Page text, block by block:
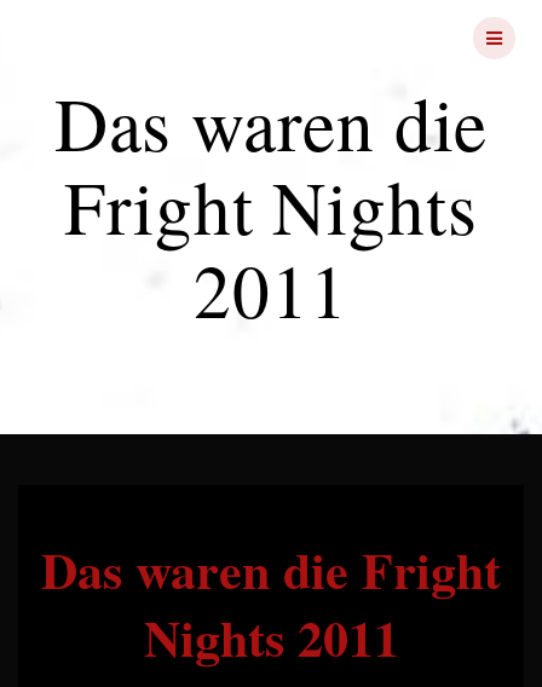
Das waren die
Fright Nights
2011
Das waren die Fright
Nights 2011